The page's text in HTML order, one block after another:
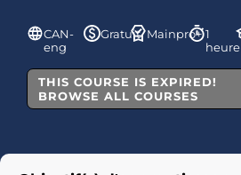
CAN-
eng
Gratuit Mainpro+ 1
heure
THIS COURSE IS EXPIRED!
BROWSE ALL COURSES